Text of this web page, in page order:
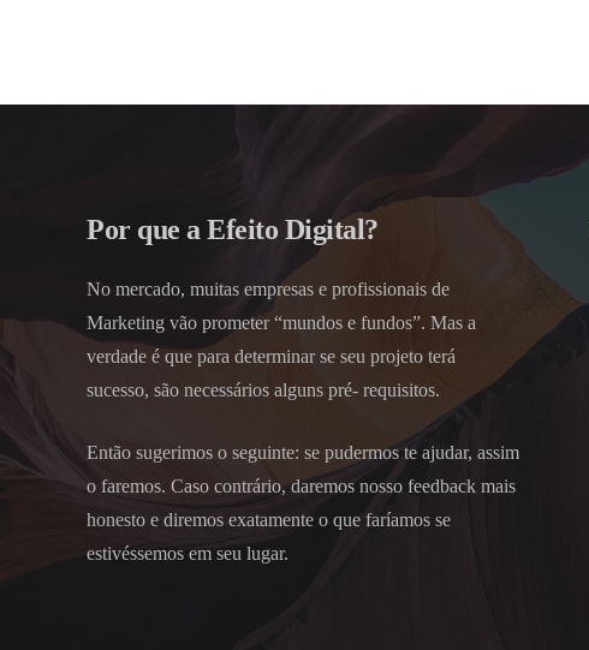
Por que a Efeito Digital?
No mercado, muitas empresas e profissionais de
Marketing vão prometer “mundos e fundos”. Mas a
verdade é que para determinar se seu projeto terá
sucesso, são necessários alguns pré- requisitos.
Então sugerimos o seguinte: se pudermos te ajudar, assim
o faremos. Caso contrário, daremos nosso feedback mais
honesto e diremos exatamente o que faríamos se
estivéssemos em seu lugar.